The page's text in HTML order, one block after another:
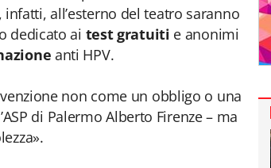
all’esterno del teatro saranno
dedicato ai test gratuiti e anonimi
anti HPV.
non come un obbligo o una
di Palermo Alberto Firenze – ma